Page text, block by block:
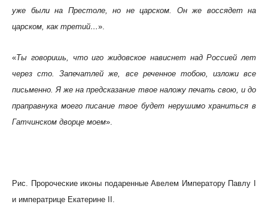
уже были на Престоле, но не царском. Он же воссядет на
царском, как третий…».
«Ты говоришь, что иго жидовское нависнет над Россией лет
через сто. Запечатлей же, все реченное тобою, изложи все
письменно. Я же на предсказание твое наложу печать свою, и до
праправнука моего писание твое будет нерушимо храниться в
Гатчинском дворце моем».
Рис. Пророческие иконы подаренные Авелем Императору Павлу I
и императрице Екатерине II.